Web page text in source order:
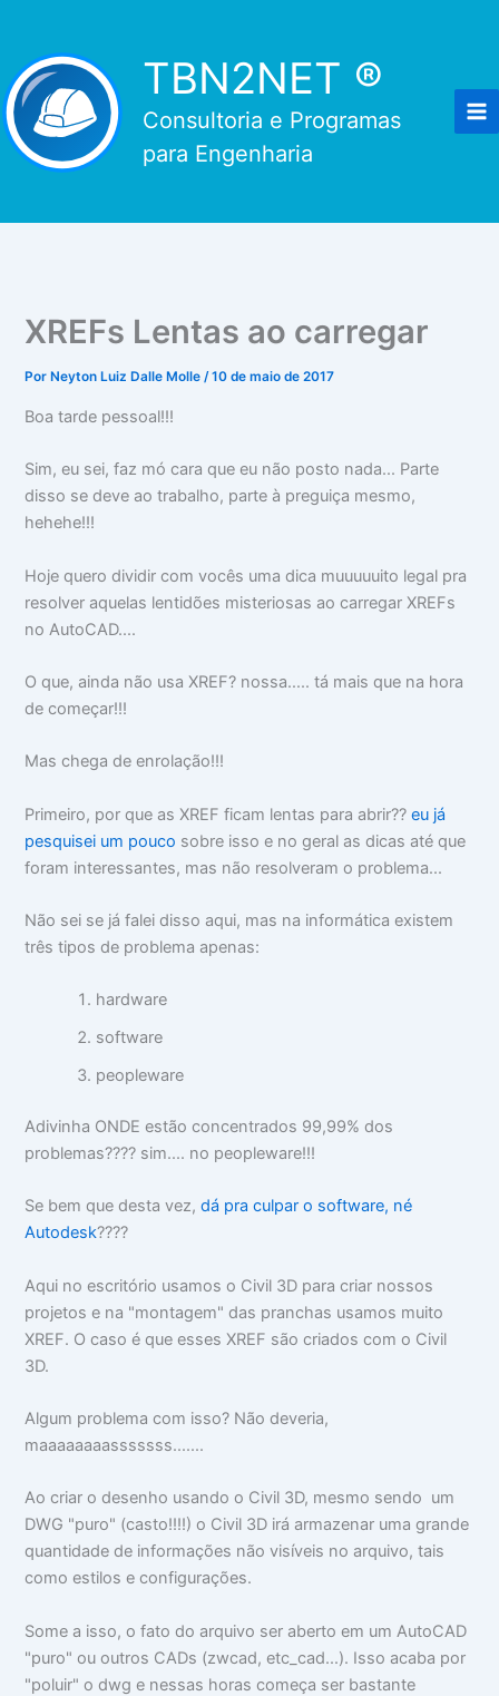
conteúdo
TBN2NET ®
Consultoria e Programas
para Engenharia
XREFs Lentas ao carregar
Por Neyton Luiz Dalle Molle/10 de maio de 2017
Boa tarde pessoal!!!
Sim, eu sei, faz mó cara que eu não posto nada... Parte
disso se deve ao trabalho, parte à preguiça mesmo,
hehehe!!!
Hoje quero dividir com vocês uma dica muuuuuito legal pra
resolver aquelas lentidões misteriosas ao carregar XREFs
no AutoCAD....
O que, ainda não usa XREF? nossa..... tá mais que na hora
de começar!!!
Mas chega de enrolação!!!
Primeiro, por que as XREF ficam lentas para abrir??eu já
pesquisei um pouco sobre isso e no geral as dicas até que
foram interessantes, mas não resolveram o problema...
Não sei se já falei disso aqui, mas na informática existem
três tipos de problema apenas:
hardware
software
peopleware
Adivinha ONDE estão concentrados 99,99% dos
problemas???? sim.... no peopleware!!!
Se bem que desta vez,dá pra culpar o software, né
Autodesk????
Aqui no escritório usamos o Civil 3D para criar nossos
projetos e na "montagem" das pranchas usamos muito
XREF. O caso é que esses XREF são criados com o Civil
3D.
Algum problema com isso? Não deveria,
maaaaaaaasssssss.......
Ao criar o desenho usando o Civil 3D, mesmo sendo um
DWG "puro" (casto!!!!) o Civil 3D irá armazenar uma grande
quantidade de informações não visíveis no arquivo, tais
como estilos e configurações.
Some a isso, o fato do arquivo ser aberto em um AutoCAD
"puro" ou outros CADs (zwcad, etc_cad...). Isso acaba por
"poluir" o dwg e nessas horas começa ser bastante